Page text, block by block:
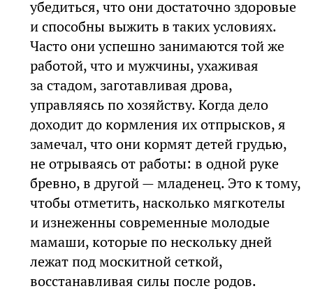
убедиться, что они достаточно здоровые
и способны выжить в таких условиях.
Часто они успешно занимаются той же
работой, что и мужчины, ухаживая
за стадом, заготавливая дрова,
управляясь по хозяйству. Когда дело
доходит до кормления их отпрысков, я
замечал, что они кормят детей грудью,
не отрываясь от работы: в одной руке
бревно, в другой — младенец. Это к тому,
чтобы отметить, насколько мягкотелы
и изнеженны современные молодые
мамаши, которые по нескольку дней
лежат под москитной сеткой,
восстанавливая силы после родов.